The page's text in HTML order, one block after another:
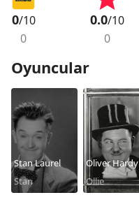
0/10
0
0.0/10
0
Oyuncular
Stan Laurel
Stan
Oliver Hardy
Ollie